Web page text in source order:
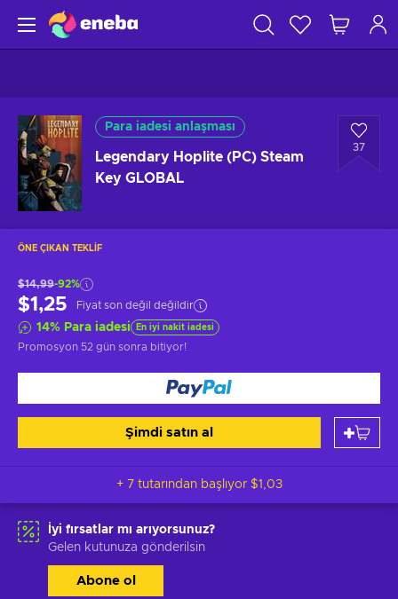
Para iadesi anlaşması
Legendary Hoplite (PC) Steam
Key GLOBAL
37
ÖNE ÇIKAN TEKLIF
$14,99-92%
$1,25 Fiyat son değil değildir
14% Para iadesi En iyi nakit iadesi
Promosyon 52 gün sonra bitiyor!
Şimdi satın al
+ 7 tutarından başlıyor $1,03
İyi fırsatlar mı arıyorsunuz?
Gelen kutunuza gönderilsin
Abone ol